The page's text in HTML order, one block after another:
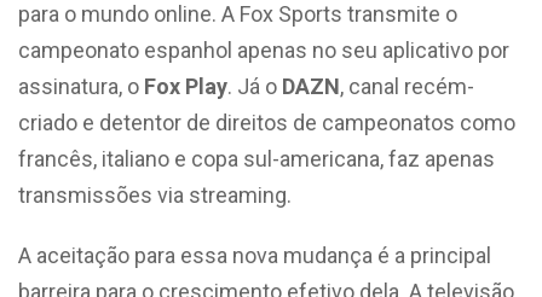
para o mundo online. A Fox Sports transmite o
campeonato espanhol apenas no seu aplicativo por
assinatura, o Fox Play. Já o DAZN, canal recém-
criado e detentor de direitos de campeonatos como
francês, italiano e copa sul-americana, faz apenas
transmissões via streaming.
A aceitação para essa nova mudança é a principal
barreira para o crescimento efetivo dela. A televisão